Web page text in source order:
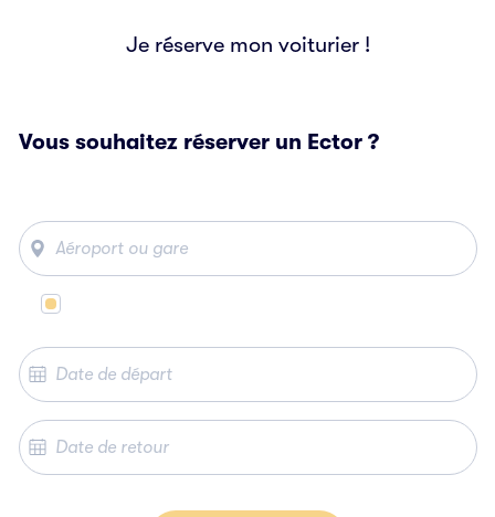
Je réserve mon voiturier !
Vous souhaitez réserver un Ector ?